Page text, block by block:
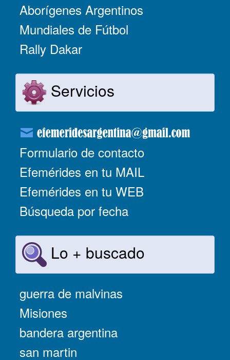
Aborígenes Argentinos
Mundiales de Fútbol
Rally Dakar
Servicios
Formulario de contacto
Efemérides en tu MAIL
Efemérides en tu WEB
Búsqueda por fecha
Lo + buscado
guerra de malvinas
Misiones
bandera argentina
san martin